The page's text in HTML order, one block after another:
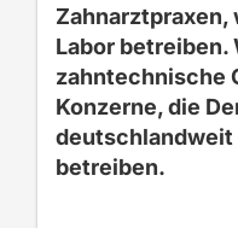
Zahnarztpraxen,
Labor betreiben.
zahntechnische
Konzerne, die
deutschlandweit
betreiben.